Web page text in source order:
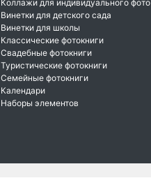
Коллажи для индивидуального фото
Винетки для детского сада
Винетки для школы
Классические фотокниги
Свадебные фотокниги
Туристические фотокниги
Семейные фотокниги
Календари
Наборы элементов